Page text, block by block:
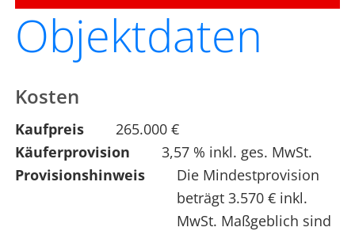
Objektdaten
Kosten
Kaufpreis
265.000 €
Käuferprovision
3,57 % inkl. ges. MwSt.
Provisionshinweis
Die Mindestprovision
beträgt 3.570 € inkl.
MwSt. Maßgeblich sind